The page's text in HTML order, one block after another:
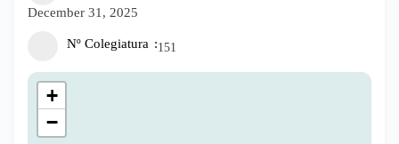
December 31, 2025
Nº Colegiatura 151
+
−